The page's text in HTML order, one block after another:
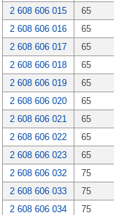
2 608 606 015
65
2 608 606 016
65
2 608 606 017
65
2 608 606 018
65
2 608 606 019
65
2 608 606 020
65
2 608 606 021
65
2 608 606 022
65
2 608 606 023
65
2 608 606 032
75
2 608 606 033
75
2 608 606 034
75